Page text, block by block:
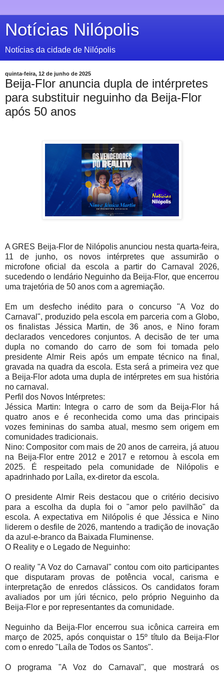
Notícias Nilópolis
Notícias da cidade de Nilópolis
quinta-feira, 12 de junho de 2025
Beija-Flor anuncia dupla de intérpretes
para substituir neguinho da Beija-Flor
após 50 anos
A GRES Beija-Flor de Nilópolis anunciou nesta quarta-feira,
11 de junho, os novos intérpretes que assumirão o
microfone oficial da escola a partir do Carnaval 2026,
sucedendo o lendário Neguinho da Beija-Flor, que encerrou
uma trajetória de 50 anos com a agremiação.
Em um desfecho inédito para o concurso "A Voz do
Carnaval", produzido pela escola em parceria com a Globo,
os finalistas Jéssica Martin, de 36 anos, e Nino foram
declarados vencedores conjuntos. A decisão de ter uma
dupla no comando do carro de som foi tomada pelo
presidente Almir Reis após um empate técnico na final,
gravada na quadra da escola. Esta será a primeira vez que
a Beija-Flor adota uma dupla de intérpretes em sua história
no carnaval.
Perfil dos Novos Intérpretes:
Jéssica Martin: Integra o carro de som da Beija-Flor há
quatro anos e é reconhecida como uma das principais
vozes femininas do samba atual, mesmo sem origem em
comunidades tradicionais.
Nino: Compositor com mais de 20 anos de carreira, já atuou
na Beija-Flor entre 2012 e 2017 e retornou à escola em
2025. É respeitado pela comunidade de Nilópolis e
apadrinhado por Laíla, ex-diretor da escola.
O presidente Almir Reis destacou que o critério decisivo
para a escolha da dupla foi o "amor pelo pavilhão" da
escola. A expectativa em Nilópolis é que Jéssica e Nino
liderem o desfile de 2026, mantendo a tradição de inovação
da azul-e-branco da Baixada Fluminense.
O Reality e o Legado de Neguinho:
O reality "A Voz do Carnaval" contou com oito participantes
que disputaram provas de potência vocal, carisma e
interpretação de enredos clássicos. Os candidatos foram
avaliados por um júri técnico, pelo próprio Neguinho da
Beija-Flor e por representantes da comunidade.
Neguinho da Beija-Flor encerrou sua icônica carreira em
março de 2025, após conquistar o 15º título da Beija-Flor
com o enredo "Laíla de Todos os Santos".
O programa "A Voz do Carnaval", que mostrará os